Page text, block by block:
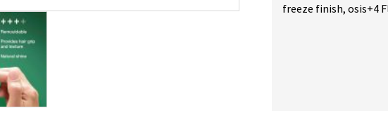
freeze finish, osis+4